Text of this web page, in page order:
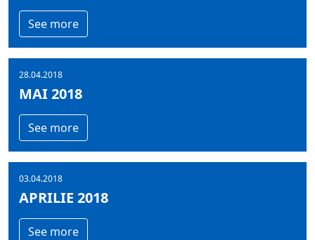
See more
28.04.2018
MAI 2018
See more
03.04.2018
APRILIE 2018
See more